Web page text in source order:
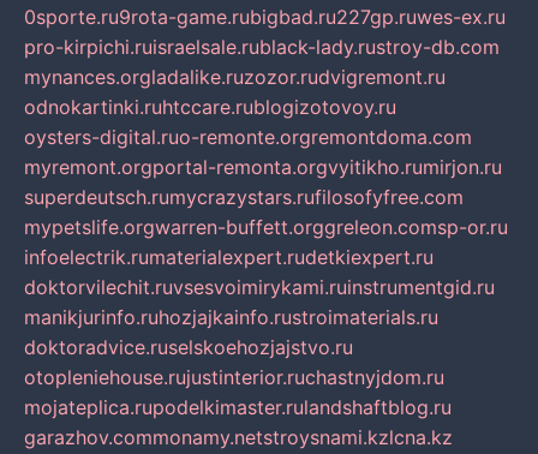
0sporte.ru9rota-game.rubigbad.ru227gp.ruwes-ex.ru
pro-kirpichi.ruisraelsale.rublack-lady.rustroy-db.com
mynances.orgladalike.ruzozor.rudvigremont.ru
odnokartinki.ruhtccare.rublogizotovoy.ru
oysters-digital.ruo-remonte.orgremontdoma.com
myremont.orgportal-remonta.orgvyitikho.rumirjon.ru
superdeutsch.rumycrazystars.rufilosofyfree.com
mypetslife.orgwarren-buffett.orggreleon.comsp-or.ru
infoelectrik.rumaterialexpert.rudetkiexpert.ru
doktorvilechit.ruvsesvoimirykami.ruinstrumentgid.ru
manikjurinfo.ruhozjajkainfo.rustroimaterials.ru
doktoradvice.ruselskoehozjajstvo.ru
otopleniehouse.rujustinterior.ruchastnyjdom.ru
mojateplica.rupodelkimaster.rulandshaftblog.ru
garazhov.commonamy.netstroysnami.kzlcna.kz